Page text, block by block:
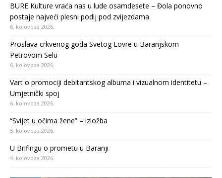
BURE Kulture vraća nas u lude osamdesete – Đola ponovno
postaje najveći plesni podij pod zvijezdama
6. kolovoza 2026.
Proslava crkvenog goda Svetog Lovre u Baranjskom
Petrovom Selu
6. kolovoza 2026.
Vart o promociji debitantskog albuma i vizualnom identitetu –
Umjetnički spoj
6. kolovoza 2026.
“Svijet u očima žene” – izložba
5. kolovoza 2026.
U Brifingu o prometu u Baranji
4. kolovoza 2026.